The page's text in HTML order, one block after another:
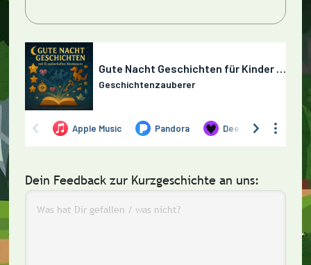
Dein Feedback zur Kurzgeschichte an uns: